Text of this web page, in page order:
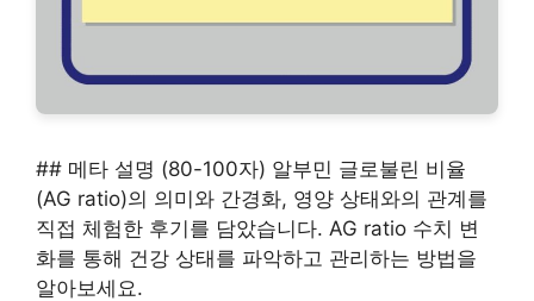
## 메타 설명 (80-100자) 알부민 글로불린 비율
(AG ratio)의 의미와 간경화, 영양 상태와의 관계를
직접 체험한 후기를 담았습니다. AG ratio 수치 변
화를 통해 건강 상태를 파악하고 관리하는 방법을
알아보세요.